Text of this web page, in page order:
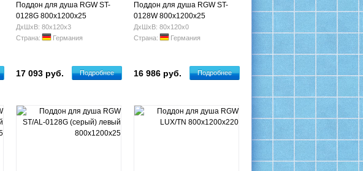
Поддон для душа RGW ST-
0128G 800х1200х25
ДхШхВ: 80х120х3
Страна:
Германия
17 093 руб. Подробнее
Поддон для душа RGW ST-
0128W 800х1200х25
ДхШхВ: 80х120х0
Страна:
Германия
16 986 руб. Подробнее